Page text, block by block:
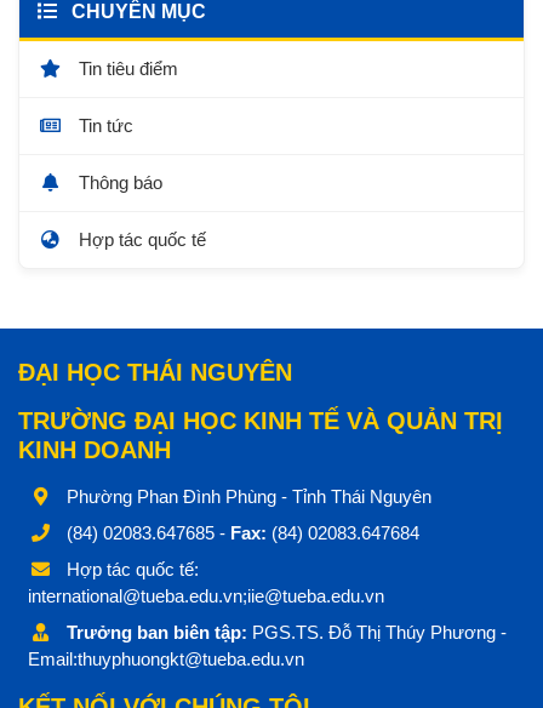
CHUYÊN MỤC
Tin tiêu điểm
Tin tức
Thông báo
Hợp tác quốc tế
ĐẠI HỌC THÁI NGUYÊN
TRƯỜNG ĐẠI HỌC KINH TẾ VÀ QUẢN TRỊ
KINH DOANH
Phường Phan Đình Phùng - Tỉnh Thái Nguyên
(84) 02083.647685 - Fax: (84) 02083.647684
Hợp tác quốc tế:
international@tueba.edu.vn;iie@tueba.edu.vn
Trưởng ban biên tập: PGS.TS. Đỗ Thị Thúy Phương -
Email:thuyphuongkt@tueba.edu.vn